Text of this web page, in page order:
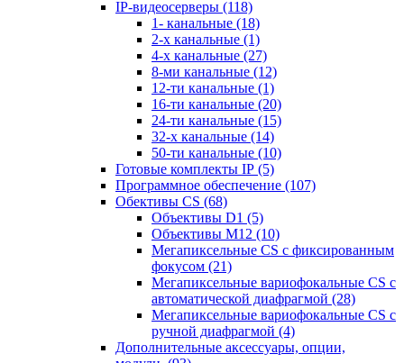
IP-видеосерверы (118)
1- канальные (18)
2-х канальные (1)
4-х канальные (27)
8-ми канальные (12)
12-ти канальные (1)
16-ти канальные (20)
24-ти канальные (15)
32-х канальные (14)
50-ти канальные (10)
Готовые комплекты IP (5)
Программное обеспечение (107)
Обективы CS (68)
Объективы D1 (5)
Объективы M12 (10)
Мегапиксельные CS c фиксированным
фокусом (21)
Мегапиксельные вариофокальные CS c
автоматической диафрагмой (28)
Мегапиксельные вариофокальные CS c
ручной диафрагмой (4)
Дополнительные аксессуары, опции,